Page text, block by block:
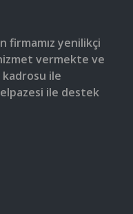
firmamız yenilikçi
vermekte ve
kadrosu ile
ile destek